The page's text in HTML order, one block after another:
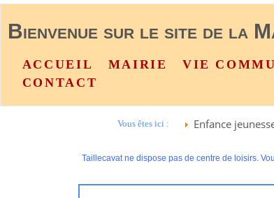
Bienvenue sur le site de la
ACCUEIL MAIRIE VIE
CONTACT
Vous êtes ici : Enfance
Taillecavat ne dispose pas de centre de loisirs.